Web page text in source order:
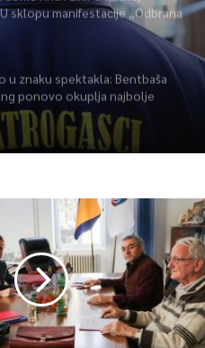
sklopu manifestacije „Odbrana
2026“ odana počast
u znaku spektakla: Bentbaša
ponovo okuplja najbolje
i vrhunsku zabavu